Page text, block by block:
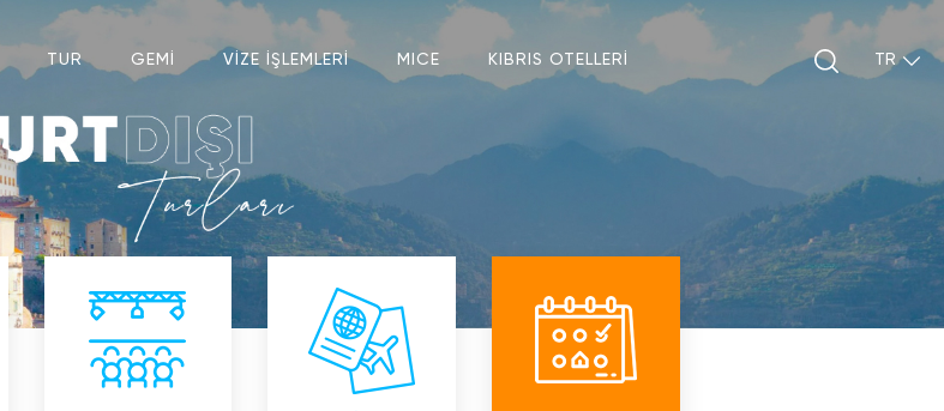
TUR GEMİ VİZE İŞLEMLERİ MICE KIBRIS OTELLERİ
Bayii toplantıları
Lansman toplantıları
Eğitim toplantıları
Organizasyon
Konsoloslukların
Yetkili ve Akredite
Kurumu